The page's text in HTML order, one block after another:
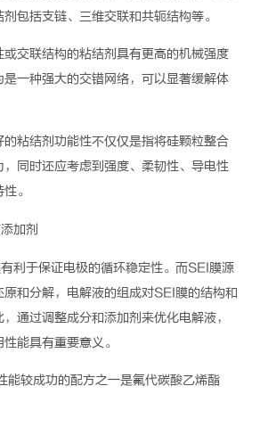
剂包括支链、三维交联和共轭结构等。
或交联结构的粘结剂具有更高的机械强度
是一种强大的交错网络，可以显著缓解体
的粘结剂功能性不仅仅是指将硅颗粒整合
，同时还应考虑到强度、柔韧性、导电性
性。
加剂
利于保证电极的循环稳定性。而SEI膜源
原和分解， 电解液的组成对SEI膜的结构和
通过调整成分和添加剂来优化电解液，
能具有重要意义。
能较成功的配方之一是氟代碳酸乙烯酯